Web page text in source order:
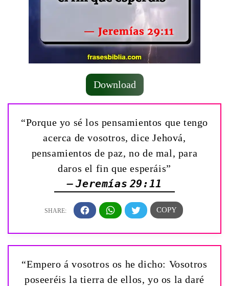
Download
“Porque yo sé los pensamientos que tengo
acerca de vosotros, dice Jehová,
pensamientos de paz, no de mal, para
daros el fin que esperáis”
— Jeremías 29:11
“Empero á vosotros os he dicho: Vosotros
poseeréis la tierra de ellos, yo os la daré